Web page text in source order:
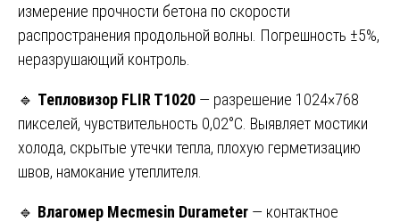
измерение прочности бетона по скорости
распространения продольной волны. Погрешность ±5%,
неразрушающий контроль.
🔹 Тепловизор FLIR T1020 — разрешение 1024×768
пикселей, чувствительность 0,02°C. Выявляет мостики
холода, скрытые утечки тепла, плохую герметизацию
швов, намокание утеплителя.
🔹 Влагомер Mecmesin Durameter — контактное